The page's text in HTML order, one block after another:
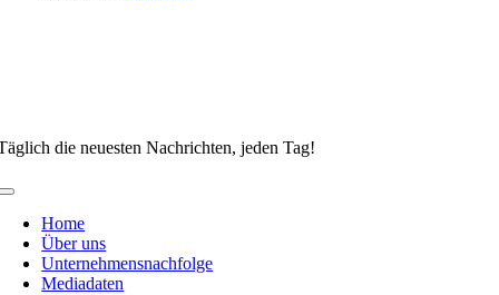
die neuesten Nachrichten, jeden Tag!
Toggle
NavigationHome
Über uns
Unternehmensnachfolge
Mediadaten